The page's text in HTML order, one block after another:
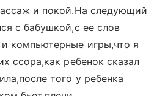
и покой.На следующий
с бабушкой,с ее слов
компьютерные игры,что я
ссора,как ребенок сказал
того у ребенка